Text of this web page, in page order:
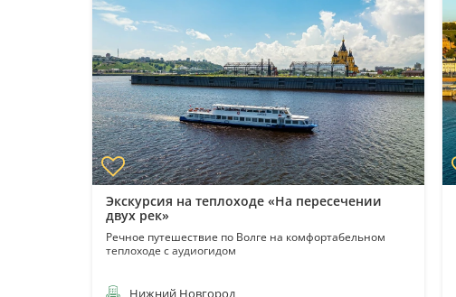
Экскурсия на теплоходе «На пересечении
двух рек»
Речное путешествие по Волге на комфортабельном
теплоходе с аудиогидом
Нижний Новгород